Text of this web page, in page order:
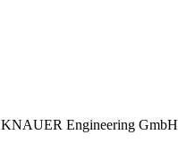
KNAUER Engineering GmbH